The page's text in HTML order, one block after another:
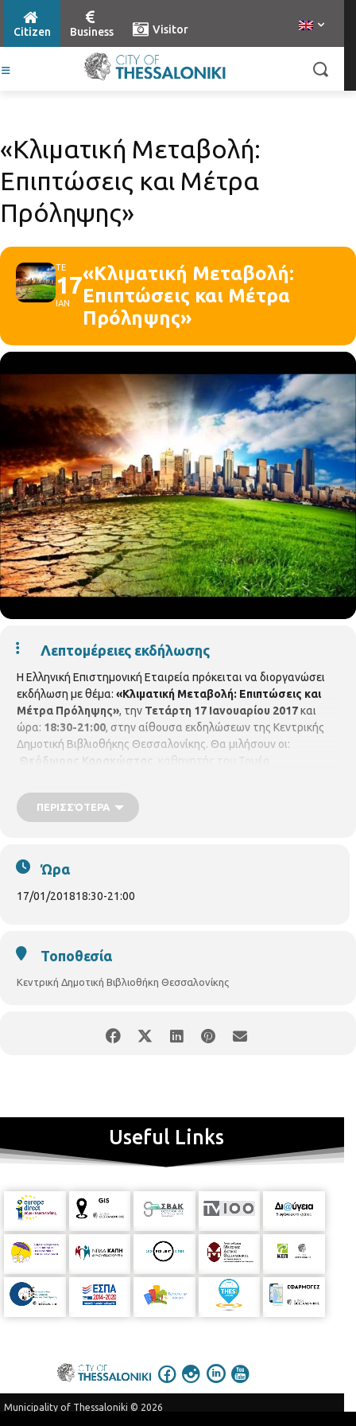
Citizen Business Visitor
«Κλιματική Μεταβολή:
Επιπτώσεις και Μέτρα
Πρόληψης»
ΤΕ
17
ΙΑΝ
«Κλιματική Μεταβολή:
Επιπτώσεις και Μέτρα
Πρόληψης»
Λεπτομέρειες εκδήλωσης
Η Ελληνική Επιστημονική Εταιρεία πρόκειται να διοργανώσει
εκδήλωση με θέμα: «Κλιματική Μεταβολή: Επιπτώσεις και
Μέτρα Πρόληψης», την Τετάρτη 17 Ιανουαρίου 2017και
ώρα: 18:30-21:00, στην αίθουσα εκδηλώσεων της Κεντρικής
Δημοτική Βιβλιοθήκης Θεσσαλονίκης. Θα μιλήσουν οι:
Θεόδωρος Καρακώστας
, καθηγητής του Τομέα
Επιστημών του ΑΠΘ και
καθηγητής του Τμήματος Δασολογίας και Φυσικού
ΠΕΡΙΣΣΌΤΕΡΑ
Ώρα
17/01/201818:30-21:00
Τοποθεσία
Κεντρική Δημοτική Βιβλιοθήκη Θεσσαλονίκης
Useful Links
Municipality of Thessaloniki © 2026